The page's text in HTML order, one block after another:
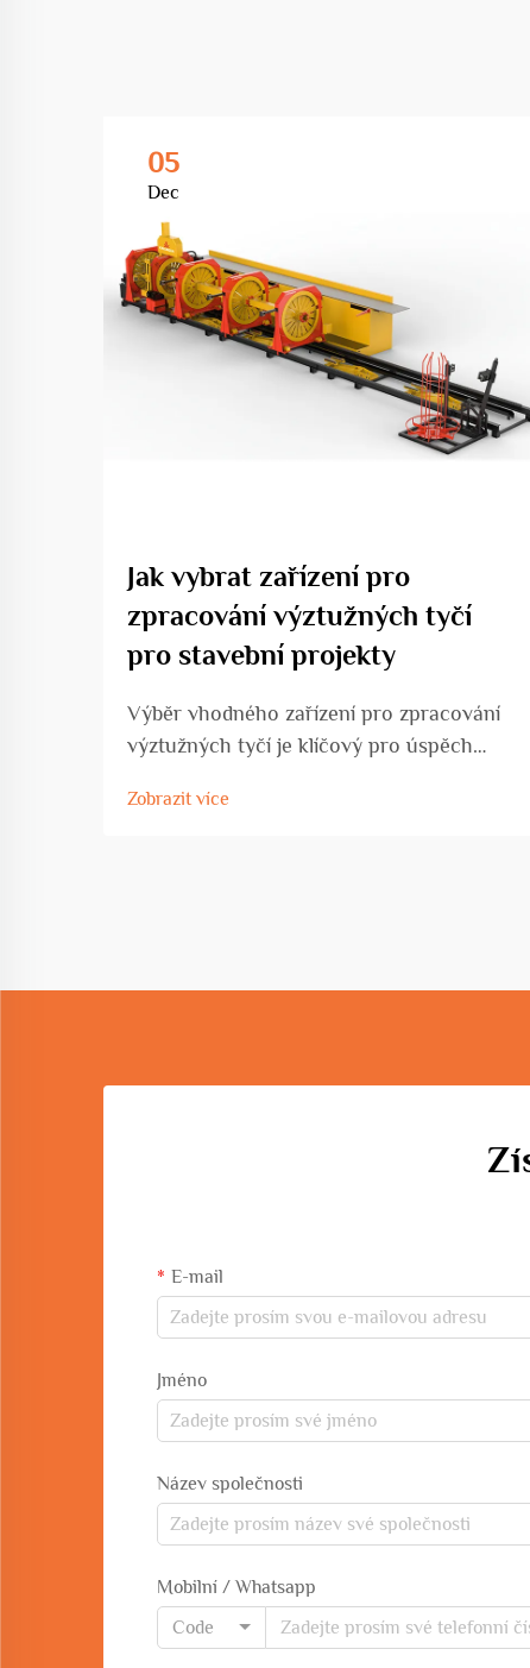
05
Dec
Jak vybrat zařízení pro
zpracování výztužných tyčí
pro stavební projekty
Výběr vhodného zařízení pro zpracování
výztužných tyčí je klíčový pro úspěch
pracujete na komerční výstavbě, rozvoji
Zobrazit více
E-mail
Jméno
Název společnosti
Mobilní / Whatsapp
Code